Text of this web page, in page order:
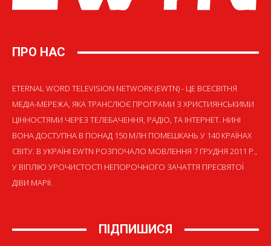
ПРО НАС
ETERNAL WORD TELEVISION NETWORK (EWTN) - ЦЕ ВСЕСВІТНЯ
МЕДІА-МЕРЕЖА, ЯКА ТРАНСЛЮЄ ПРОГРАМИ З ХРИСТИЯНСЬКИМИ
ЦІННОСТЯМИ ЧЕРЕЗ ТЕЛЕБАЧЕННЯ, РАДІО, ТА ІНТЕРНЕТ. НИНІ
ВОНА ДОСТУПНА В ПОНАД 150 МЛН ПОМЕШКАНЬ У 140 КРАЇНАХ
СВІТУ. В УКРАЇНІ EWTN РОЗПОЧАЛО МОВЛЕННЯ 7 ГРУДНЯ 2011 Р.,
У ВІГІЛІЮ УРОЧИСТОСТІ НЕПОРОЧНОГО ЗАЧАТТЯ ПРЕСВЯТОЇ
ДІВИ МАРІЇ.
ПІДПИШИСЯ